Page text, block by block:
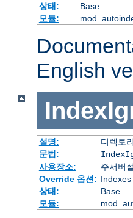
상태:
Base
모듈:
English
설명:
디렉토
문법:
사용장소:
주서버
Override 옵션: Indexes
상태:
Base
모듈: